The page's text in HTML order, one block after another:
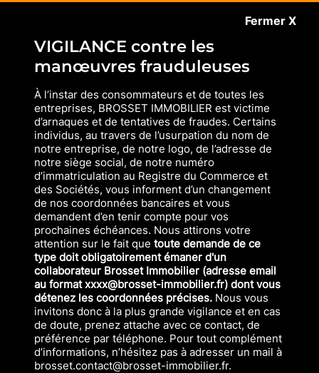
Fermer X
VIGILANCE contre les
manœuvres frauduleuses
À l’instar des consommateurs et de toutes les
entreprises, BROSSET IMMOBILIER est victime
d’arnaques et de tentatives de fraudes. Certains
individus, au travers de l’usurpation du nom de
notre entreprise, de notre logo, de l’adresse de
notre siège social, de notre numéro
d’immatriculation au Registre du Commerce et
des Sociétés, vous informent d’un changement
de nos coordonnées bancaires et vous
demandent d’en tenir compte pour vos
prochaines échéances. Nous attirons votre
attention sur le fait que toute demande de ce
type doit obligatoirement émaner d'un
collaborateur Brosset Immobilier (adresse email
au format xxxx@brosset-immobilier.fr) dont vous
détenez les coordonnées précises. Nous vous
invitons donc à la plus grande vigilance et en cas
de doute, prenez attache avec ce contact, de
préférence par téléphone. Pour tout complément
d’informations, n’hésitez pas à adresser un mail à
brosset.contact@brosset-immobilier.fr.